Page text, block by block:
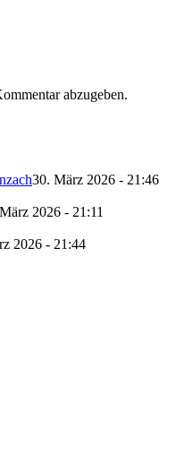
abzugeben.
30. März 2026 - 21:46
2026 - 21:11
2026 - 21:44